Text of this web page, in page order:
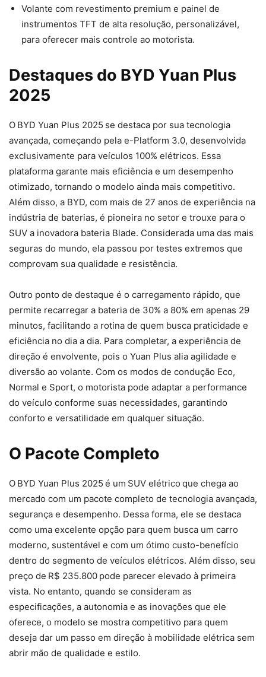
Volante com revestimento premium e painel de
instrumentos TFT de alta resolução, personalizável,
para oferecer mais controle ao motorista.
Destaques do BYD Yuan Plus
2025
O BYD Yuan Plus 2025 se destaca por sua tecnologia
avançada, começando pela e-Platform 3.0, desenvolvida
exclusivamente para veículos 100% elétricos. Essa
plataforma garante mais eficiência e um desempenho
otimizado, tornando o modelo ainda mais competitivo.
Além disso, a BYD, com mais de 27 anos de experiência na
indústria de baterias, é pioneira no setor e trouxe para o
SUV a inovadora bateria Blade. Considerada uma das mais
seguras do mundo, ela passou por testes extremos que
comprovam sua qualidade e resistência.
Outro ponto de destaque é o carregamento rápido, que
permite recarregar a bateria de 30% a 80% em apenas 29
minutos, facilitando a rotina de quem busca praticidade e
eficiência no dia a dia. Para completar, a experiência de
direção é envolvente, pois o Yuan Plus alia agilidade e
diversão ao volante. Com os modos de condução Eco,
Normal e Sport, o motorista pode adaptar a performance
do veículo conforme suas necessidades, garantindo
conforto e versatilidade em qualquer situação.
O Pacote Completo
O BYD Yuan Plus 2025 é um SUV elétrico que chega ao
mercado com um pacote completo de tecnologia avançada,
segurança e desempenho. Dessa forma, ele se destaca
como uma excelente opção para quem busca um carro
moderno, sustentável e com um ótimo custo-benefício
dentro do segmento de veículos elétricos. Além disso, seu
preço de R$ 235.800 pode parecer elevado à primeira
vista. No entanto, quando se consideram as
especificações, a autonomia e as inovações que ele
oferece, o modelo se mostra competitivo para quem
deseja dar um passo em direção à mobilidade elétrica sem
abrir mão de qualidade e estilo.